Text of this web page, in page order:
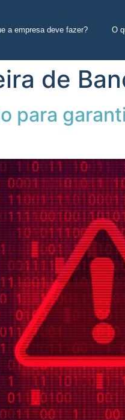
a empresa deve fazer? O
de
para